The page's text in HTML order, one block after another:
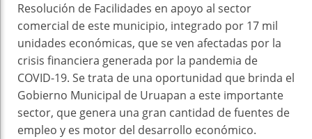
Resolución de Facilidades en apoyo al sector
comercial de este municipio, integrado por 17 mil
unidades económicas, que se ven afectadas por la
crisis financiera generada por la pandemia de
COVID-19. Se trata de una oportunidad que brinda el
Gobierno Municipal de Uruapan a este importante
sector, que genera una gran cantidad de fuentes de
empleo y es motor del desarrollo económico.